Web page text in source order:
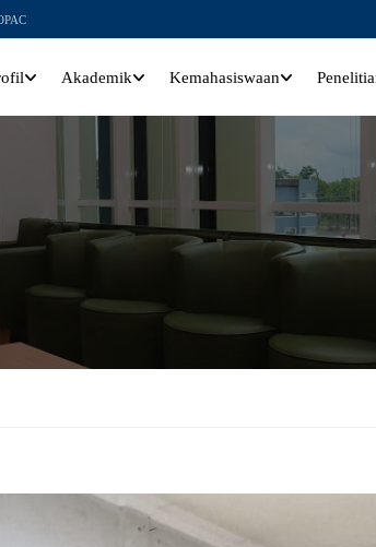
Akademik Kemahasiswaan